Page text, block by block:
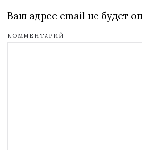
Ваш адрес email не будет
КОММЕНТАРИЙ